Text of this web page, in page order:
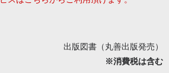
出版図書（丸善出版発売）
※消費税は含む